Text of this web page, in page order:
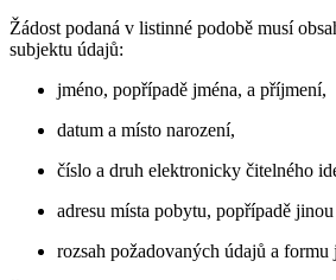
Žádost podaná v listinné podobě musí
subjektu údajů:
jméno, popřípadě jména, a příjmení,
datum a místo narození,
číslo a druh elektronicky čitelného
adresu místa pobytu, popřípadě
rozsah požadovaných údajů a formu